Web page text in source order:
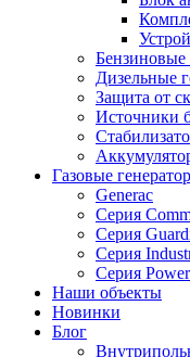
Бензиновые
Дизельные
Защита от
Источники
Газовые
Generac
Серия
Серия
Серия
Серия
Наши объекты
Новинки
Блог